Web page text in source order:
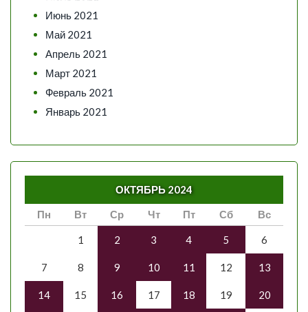
Июнь 2021
Май 2021
Апрель 2021
Март 2021
Февраль 2021
Январь 2021
ОКТЯБРЬ 2024
Пн
Вт Ср Чт Пт Сб Вс
1 2 3 4 5 6
7 8 9 10 11 12 13
14 15 16 17 18 19 20